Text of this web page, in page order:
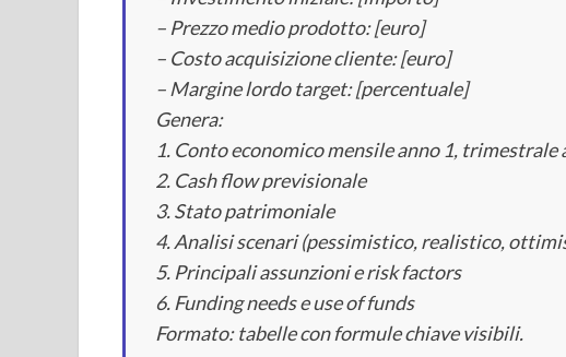
– Prezzo medio prodotto: [euro]
– Costo acquisizione cliente: [euro]
– Margine lordo target: [percentuale]
Genera:
1. Conto economico mensile anno 1, trimestrale
2. Cash flow previsionale
3. Stato patrimoniale
4. Analisi scenari (pessimistico, realistico,
5. Principali assunzioni e risk factors
6. Funding needs e use of funds
Formato: tabelle con formule chiave visibili.